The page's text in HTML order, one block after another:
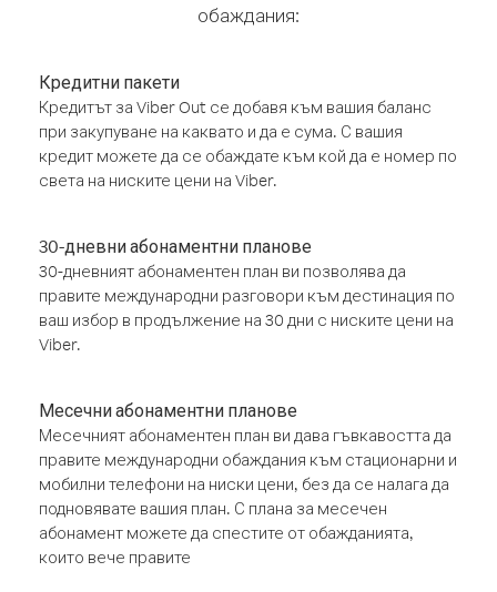
обаждания:
Кредитни пакети
Кредитът за Viber Out се добавя към вашия баланс
при закупуване на каквато и да е сума. С вашия
кредит можете да се обаждате към кой да е номер по
света на ниските цени на Viber.
30-дневни абонаментни планове
30-дневният абонаментен план ви позволява да
правите международни разговори към дестинация по
ваш избор в продължение на 30 дни с ниските цени на
Viber.
Месечни абонаментни планове
Месечният абонаментен план ви дава гъвкавостта да
правите международни обаждания към стационарни и
мобилни телефони на ниски цени, без да се налага да
подновявате вашия план. С плана за месечен
абонамент можете да спестите от обажданията,
които вече правите